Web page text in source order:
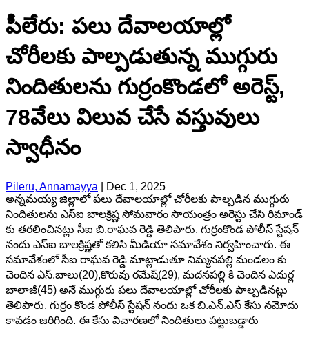
పీలేరు: పలు దేవాలయాల్లో
చోరీలకు పాల్పడుతున్న ముగ్గురు
నిందితులను గుర్రంకొండలో అరెస్ట్,
78వేలు విలువ చేసే వస్తువులు
స్వాధీనం
Pileru, Annamayya
Dec 1, 2025
అన్నమయ్య జిల్లాలో పలు దేవాలయాల్లో చోరీలకు పాల్పడిన ముగ్గురు
నిందితులను ఎస్ఐ బాలక్రిష్ణ సోమవారం సాయంత్రం అరెస్టు చేసి రిమాండ్
కు తరలించినట్లు సీఐ బి.రాఘవ రెడ్డి తెలిపారు. గుర్రంకొండ పోలీస్ స్టేషన్
నందు ఎస్ఐ బాలక్రిష్ణతో కలిసి మీడియా సమావేశం నిర్వహించారు. ఈ
సమావేశంలో సీఐ రాఘవ రెడ్డి మాట్లాడుతూ నిమ్మనపల్లి మండలం కు
చెందిన ఎస్.బాలు(20),కొరువు రమేష్(29), మదనపల్లి కి చెందిన ఎదుర్ల
బాలాజీ(45) అనే ముగ్గురు పలు దేవాలయాల్లో చోరీలకు పాల్పడినట్లు
తెలిపారు. గుర్రం కొండ పోలీస్ స్టేషన్ నందు ఒక బి.ఎన్.ఎస్ కేసు నమోదు
కావడం జరిగింది. ఈ కేసు విచారణలో నిందితులు పట్టుబడ్డారు